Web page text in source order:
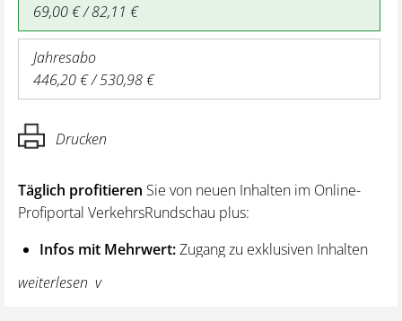
69,00 € / 82,11 €
Jahresabo
446,20 € / 530,98 €
Drucken
Täglich profitieren Sie von neuen Inhalten im Online-
Profiportal VerkehrsRundschau plus:
Infos mit Mehrwert:Zugang zu exklusiven Inhalten
und Hintergrundwissen – von aktuellen Regelungen
wie z. B. bei den Lenk- und Ruhezeiten,
weiterlesen